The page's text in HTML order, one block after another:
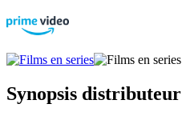
Synopsis distributeur